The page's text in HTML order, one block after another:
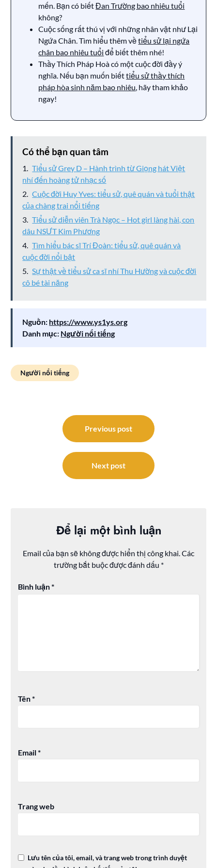
mến. Bạn có biếtĐan Trường bao nhiêu tuổi
không?
Cuộc sống rất thú vị với những nhân vật như Lại
Ngứa Chân. Tìm hiểu thêm vềtiểu sử lại ngứa
chân bao nhiêu tuổi để biết thêm nhé!
Thầy Thích Pháp Hoà có một cuộc đời đầy ý
nghĩa. Nếu bạn muốn biếttiểu sử thầy thích
pháp hòa sinh năm bao nhiêu , hãy tham khảo
ngay!
Có thể bạn quan tâm
Tiểu sử Grey D – Hành trình từ Giọng hát Việt
nhí đến hoàng tử nhạc số
Cuộc đời Huy Yves: tiểu sử, quê quán và tuổi thật
của chàng trai nổi tiếng
Tiểu sử diễn viên Trà Ngọc – Hot girl làng hài, con
dâu NSƯT Kim Phương
Tìm hiểu bác sĩ Trí Đoàn: tiểu sử, quê quán và
cuộc đời nổi bật
Sự thật về tiểu sử ca sĩ nhí Thu Hường và cuộc đời
cô bé tài năng
Nguồn: https://www.ys1ys.org
Danh mục: Người nổi tiếng
Người nổi tiếng
Previous post
Next post
Để lại một bình luận
Email của bạn sẽ không được hiển thị công khai. Các
trường bắt buộc được đánh dấu *
Bình luận*
Tên*
Email*
Trang web
Lưu tên của tôi, email, và trang web trong trình duyệt